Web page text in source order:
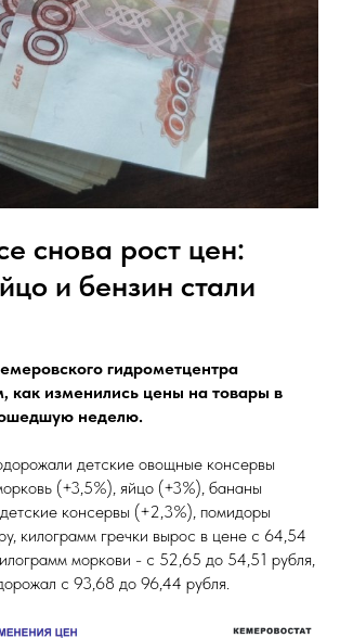
снова рост цен:
и бензин стали
гидрометцентра
как изменились цены на товары в
неделю.
детские овощные консервы
(+3,5%), яйцо (+3%), бананы
консервы (+2,3%), помидоры
килограмм гречки вырос в цене с 64,54
моркови - с 52,65 до 54,51 рубля,
с 93,68 до 96,44 рубля.